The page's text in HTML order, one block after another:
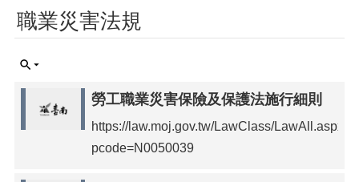
職業災害法規
勞工職業災害保險及保護法施行細則
https://law.moj.gov.tw/LawClass/LawAll.aspx?
pcode=N0050039